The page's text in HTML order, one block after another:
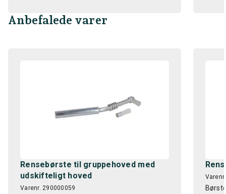
Anbefalede varer
Rensebørste til gruppehoved med
udskifteligt hoved
Varenr. 290000059